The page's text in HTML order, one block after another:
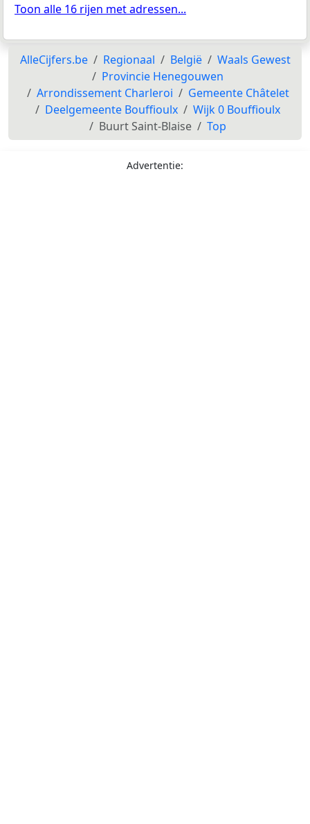
Toon alle 16 rijen met adressen...
AlleCijfers.be Regionaal België
Waals Gewest
Provincie Henegouwen
Arrondissement Charleroi
Gemeente Châtelet
Deelgemeente Bouffioulx
Wijk 0 Bouffioulx
Buurt Saint-Blaise
Top
Advertentie: